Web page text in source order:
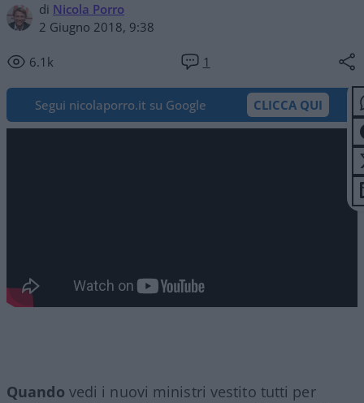
di Nicola Porro
2 Giugno 2018, 9:38
6.1k 1
Segui nicolaporro.it su Google CLICCA QUI
Quando vedi i nuovi ministri vestito tutti per